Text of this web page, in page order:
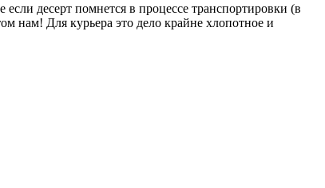
десерт помнется в процессе транспортировки (в
нам! Для курьера это дело крайне хлопотное и